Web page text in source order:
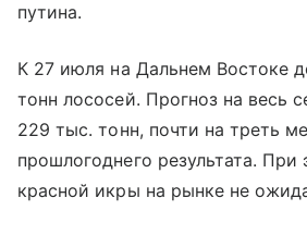
путина.
К 27 июля на Дальнем Востоке
тонн лососей. Прогноз на весь
229 тыс. тонн, почти на треть
прошлогоднего результата.
красной икры на рынке не